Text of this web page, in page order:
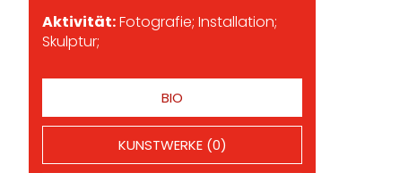
Aktivität:Fotografie; Installation;
Skulptur;
BIO
KUNSTWERKE (0)